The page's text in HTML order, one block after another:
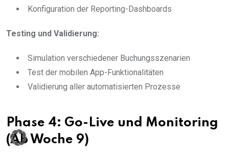
Konfiguration der Reporting-Dashboards
Testing und Validierung:
Simulation verschiedener Buchungsszenarien
Test der mobilen App-Funktionalitäten
Validierung aller automatisierten Prozesse
Phase 4: Go-Live und Monitoring
(Ab Woche 9)